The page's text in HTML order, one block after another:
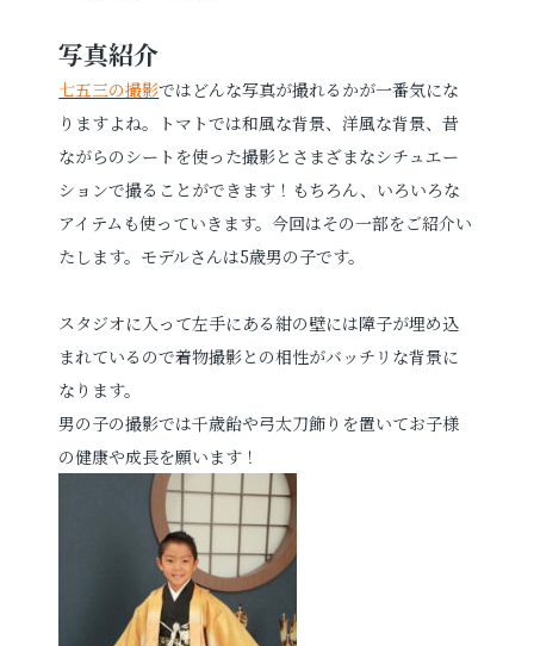
写真紹介
七五三の撮影ではどんな写真が撮れるかが一番気にな
りますよね。トマトでは和風な背景、洋風な背景、昔
ながらのシートを使った撮影とさまざまなシチュエー
ションで撮ることができます！もちろん、いろいろな
アイテムも使っていきます。今回はその一部をご紹介い
たします。モデルさんは5歳男の子です。
スタジオに入って左手にある紺の壁には障子が埋め込
まれているので着物撮影との相性がバッチリな背景に
なります。
男の子の撮影では千歳飴や弓太刀飾りを置いてお子様
の健康や成長を願います！